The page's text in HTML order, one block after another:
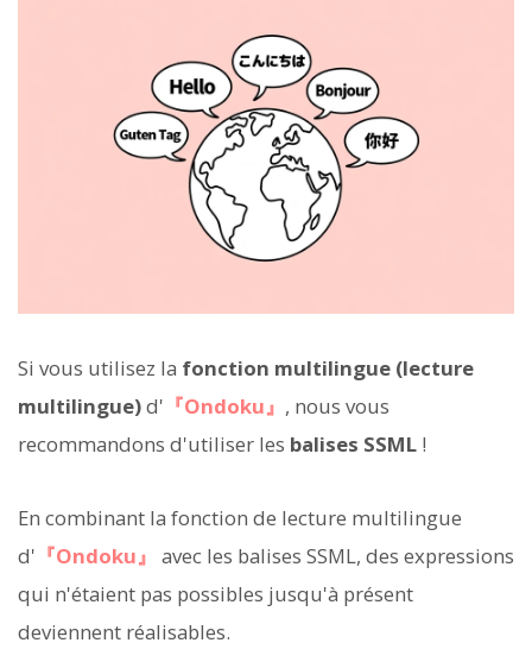
Si vous utilisez la fonction multilingue (lecture
multilingue)d' 『Ondoku』 , nous vous
recommandons d'utiliser les balises SSML !
En combinant la fonction de lecture multilingue
d' 『Ondoku』 avec les balises SSML, des expressions
qui n'étaient pas possibles jusqu'à présent
deviennent réalisables.